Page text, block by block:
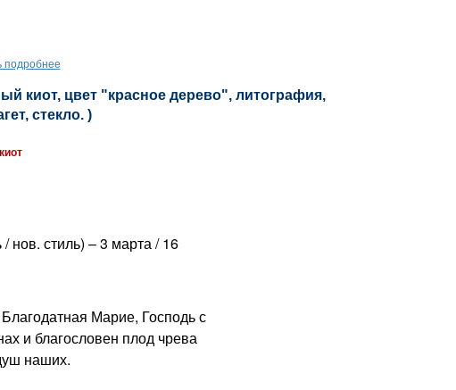
подробнее
киот, цвет "красное дерево", литография,
стекло. )
нов. стиль) – 3 марта / 16
Марие, Господь с
и благословен плод чрева
наших.